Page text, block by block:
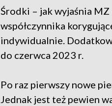
Środki – jak wyjaśnia
współczynnika
indywidualnie.
do czerwca 2023 r.
Po raz pierwszy nowe
Jednak jest też pewien